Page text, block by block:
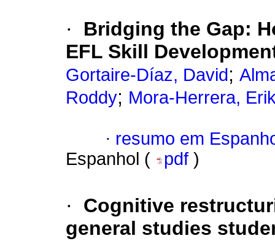
·
Bridging the Gap:
EFL Skill
Gortaire-Díaz, David ;
Roddy; Mora-Herrera,
· resumo em
Espanhol (
pdf )
·
Cognitive
general studies